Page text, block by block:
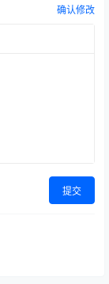
确认修改
提交